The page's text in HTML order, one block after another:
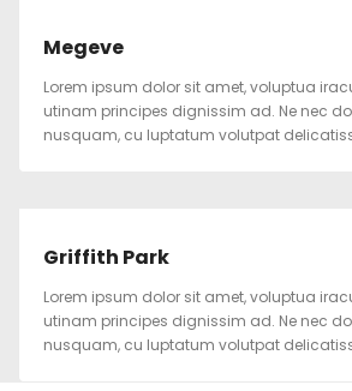
Megeve
Lorem ipsum dolor sit amet, voluptua
utinam principes dignissim ad. Ne nec
nusquam, cu luptatum volutpat
Griffith Park
Lorem ipsum dolor sit amet, voluptua
utinam principes dignissim ad. Ne nec
nusquam, cu luptatum volutpat